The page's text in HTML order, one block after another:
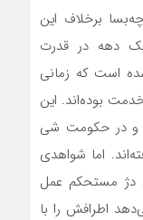
برخلاف این
دهه در قدرت
است که زمانی
بوده‌اند. این
و در حکومت شی
اما شواهدی
دژ مستحکم عمل
اطرافش را با